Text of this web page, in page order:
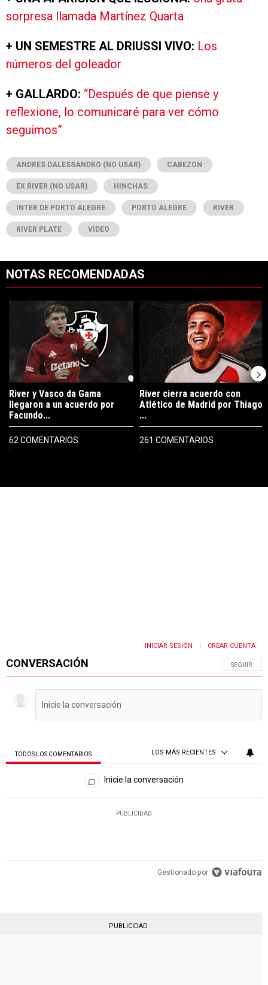
sorpresa llamada Martínez Quarta
+ UN SEMESTRE AL DRIUSSI VIVO: Los
números del goleador
+ GALLARDO: “Después de que piense y
reflexione, lo comunicaré para ver cómo
seguimos”
ANDRES DALESSANDRO (NO USAR) CABEZON
EX RIVER (NO USAR) HINCHAS
INTER DE PORTO ALEGRE PORTO ALEGRE RIVER
RIVER PLATE VIDEO
NOTAS RECOMENDADAS
Un artículo de tendencia con el título "River y Vasco da Gama
River y Vasco da Gama
llegaron a un acuerdo por
Facundo...
62 COMENTARIOS
Un artículo de tendencia con el
River cierra acuerdo con
Atlético de Madrid por Thiago
...
261 COMENTARIOS
CONVERSACIÓN SIGA ESTA
SEGUIR
INICIAR SESIÓN CREAR CUENTA
TODOS LOS COMENTARIOS LOS MÁS RECIENTES
Todos los comentarios
Inicie la conversación
PUBLICIDAD
Gestionado por
PUBLICIDAD